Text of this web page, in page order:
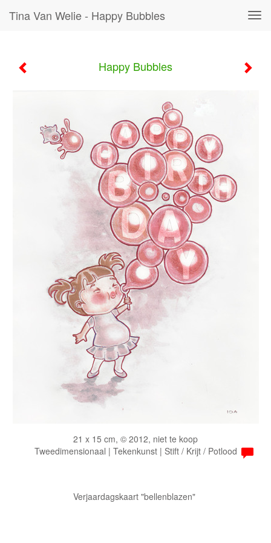
Tina Van Welie - Happy Bubbles
Happy Bubbles
21 x 15 cm, © 2012, niet te koop
Tweedimensionaal | Tekenkunst | Stift / Krijt / Potlood
Verjaardagskaart "bellenblazen"